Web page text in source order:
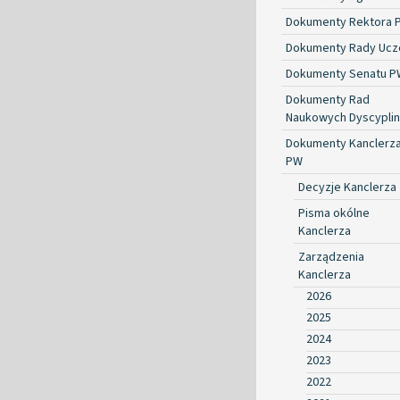
Dokumenty Rektora
Dokumenty Rady
Dokumenty Senatu
Dokumenty Rad
Naukowych Dyscyplin
Dokumenty Kanclerza
PW
Decyzje Kanclerza
Pisma okólne
Kanclerza
Zarządzenia
Kanclerza
2026
2025
2024
2023
2022